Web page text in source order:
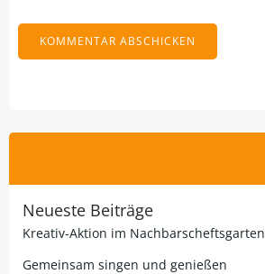
Neueste Beiträge
Kreativ-Aktion im Nachbarscheftsgarten
Gemeinsam singen und genießen